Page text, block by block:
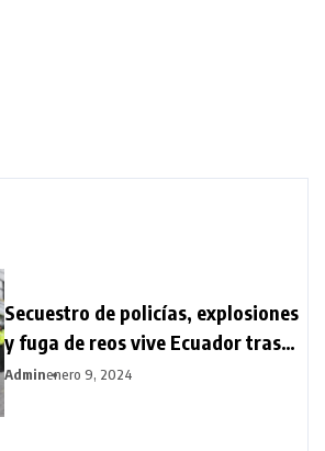
Secuestro de policías, explosiones
y fuga de reos vive Ecuador tras
estado de excepción
Adminenero 9, 2024